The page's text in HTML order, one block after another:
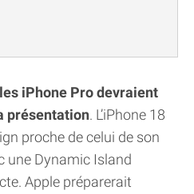
les iPhone Pro devraient
présentation. L’iPhone 18
proche de celui de son
une Dynamic Island
Apple préparerait